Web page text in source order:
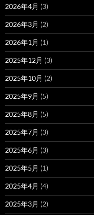
2026年4月 (3)
2026年3月 (2)
2026年1月 (1)
2025年12月 (3)
2025年10月 (2)
2025年9月 (5)
2025年8月 (5)
2025年7月 (3)
2025年6月 (3)
2025年5月 (1)
2025年4月 (4)
2025年3月 (2)